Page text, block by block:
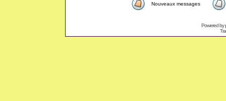
Nouveaux messages
Powered by